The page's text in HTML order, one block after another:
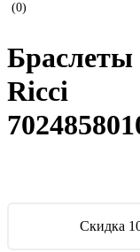
(0)
Скидка
Браслеты
Ricci